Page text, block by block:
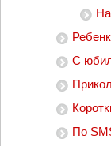
С
По